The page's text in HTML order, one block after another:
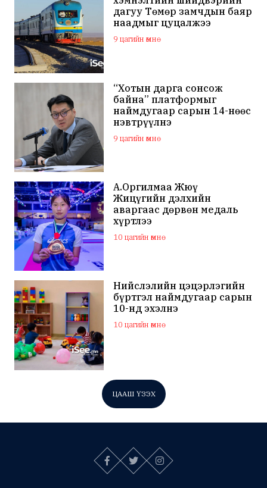
дагуу Төмөр замчдын баяр
наадмыг цуцалжээ
9 цагийн өмнө
“Хотын дарга сонсож
байна” платформыг
наймдугаар сарын 14-нөөс
нэвтрүүлнэ
9 цагийн өмнө
А.Оргилмаа Жюү
Жицүгийн дэлхийн
аваргаас дөрвөн медаль
хүртлээ
10 цагийн өмнө
Нийслэлийн цэцэрлэгийн
бүртгэл наймдугаар сарын
10-нд эхэлнэ
10 цагийн өмнө
ЦААШ ҮЗЭХ